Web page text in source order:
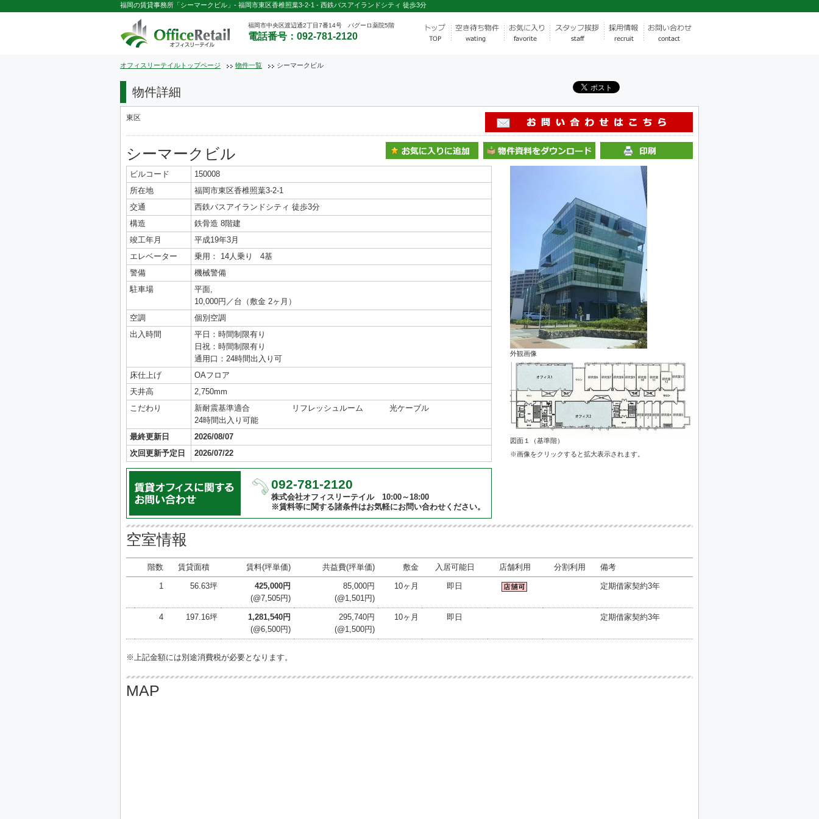
福岡の賃貸事務所「シーマークビル」- 福岡市東区香椎照葉3-2-1 - 西鉄バスアイランドシティ 徒歩3分
福岡市中央区渡辺通2丁目7番14号 パグーロ薬院5階
電話番号：092-781-2120
オフィスリーテイルトップページ 物件一覧 シーマークビル
物件詳細
東区
シーマークビル
ビルコード
150008
所在地
福岡市東区香椎照葉3-2-1
交通
西鉄バスアイランドシティ 徒歩3分
構造
鉄骨造 8階建
竣工年月
平成19年3月
エレベーター
乗用： 14人乗り 4基
警備
機械警備
駐車場
平面,
10,000円／台（敷金 2ヶ月）
空調
個別空調
出入時間
平日：時間制限有り
日祝：時間制限有り
通用口：24時間出入り可
床仕上げ
OAフロア
天井高
2,750mm
こだわり
新耐震基準適合 リフレッシュルーム
光ケーブル
24時間出入り可能
最終更新日
2026/08/07
次回更新予定日
2026/07/22
092-781-2120
株式会社オフィスリーテイル 10:00～18:00
※賃料等に関する諸条件はお気軽にお問い合わせください。
外観画像
図面１（基準階）
※画像をクリックすると拡大表示されます。
空室情報
階数 賃貸面積 賃料(坪単価) 共益費(坪単価) 敷金 入居可能日 店舗利用 分割利用 備考
1 56.63坪
425,000円
(@7,505円)
85,000円
(@1,501円)
10ヶ月 即日 定期借家契約3年
4 197.16坪
1,281,540円
(@6,500円)
295,740円
(@1,500円)
10ヶ月 即日 定期借家契約3年
※上記金額には別途消費税が必要となります。
MAP